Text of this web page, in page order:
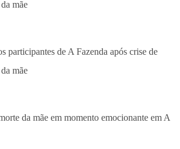
participantes de A Fazenda após crise de
mãe